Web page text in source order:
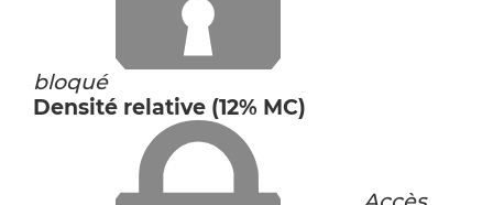
bloqué
Densité relative (12% MC)